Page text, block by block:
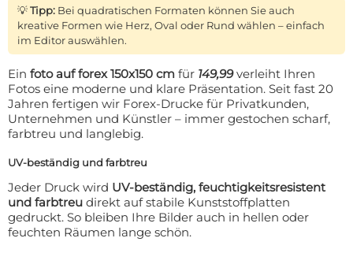
💡Tipp: Bei quadratischen Formaten können Sie auch
kreative Formen wie Herz, Oval oder Rund wählen – einfach
im Editor auswählen.
Ein foto auf forex 150x150 cm für 149,99verleiht Ihren
Fotos eine moderne und klare Präsentation. Seit fast 20
Jahren fertigen wir Forex-Drucke für Privatkunden,
Unternehmen und Künstler – immer gestochen scharf,
farbtreu und langlebig.
UV-beständig und farbtreu
Jeder Druck wird UV-beständig, feuchtigkeitsresistent
und farbtreu direkt auf stabile Kunststoffplatten
gedruckt. So bleiben Ihre Bilder auch in hellen oder
feuchten Räumen lange schön.